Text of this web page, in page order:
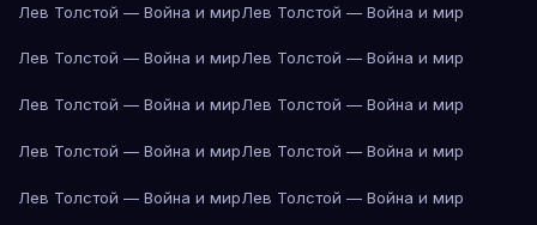
Лев Толстой — Война и мирЛев Толстой — Война и мир
Лев Толстой — Война и мирЛев Толстой — Война и мир
Лев Толстой — Война и мирЛев Толстой — Война и мир
Лев Толстой — Война и мирЛев Толстой — Война и мир
Лев Толстой — Война и мирЛев Толстой — Война и мир